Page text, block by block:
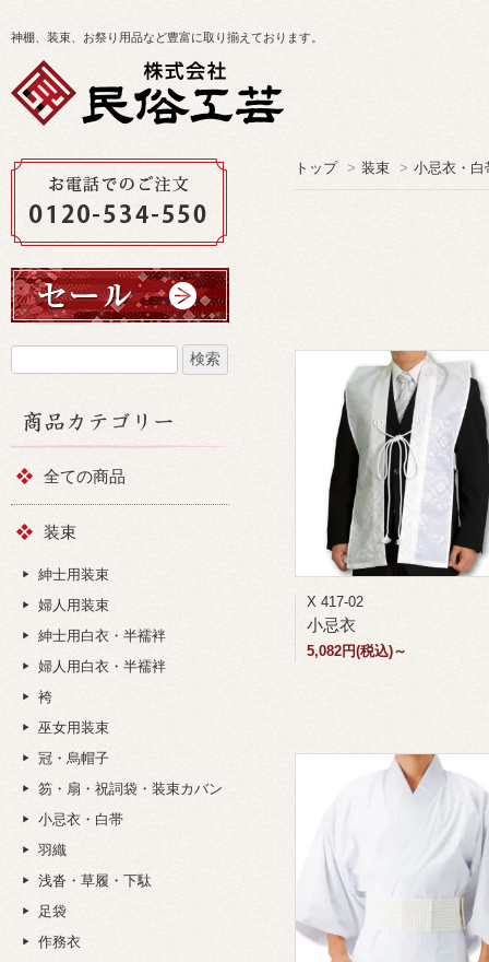
神棚、装束、お祭り用品など豊富に取り揃えております。
トップ > 装束 > 小忌衣・白
X 417-02
小忌衣
5,082円(税込)～
全ての商品
装束
紳士用装束
婦人用装束
紳士用白衣・半襦袢
婦人用白衣・半襦袢
袴
巫女用装束
冠・烏帽子
笏・扇・祝詞袋・装束カバン
小忌衣・白帯
羽織
浅沓・草履・下駄
足袋
作務衣